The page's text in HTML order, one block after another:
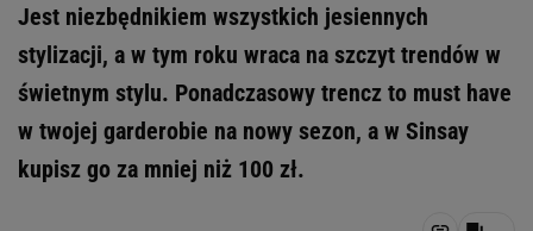
Jest niezbędnikiem wszystkich jesiennych
stylizacji, a w tym roku wraca na szczyt trendów w
świetnym stylu. Ponadczasowy trencz to must have
w twojej garderobie na nowy sezon, a w Sinsay
kupisz go za mniej niż 100 zł.